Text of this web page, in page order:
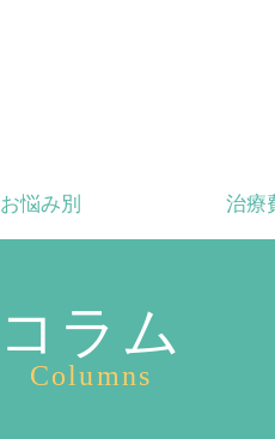
お悩み別 治療
コラム
Columns